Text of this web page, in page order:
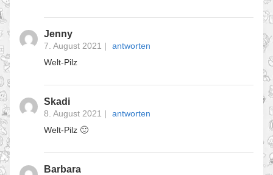
Jenny
7. August 2021 |
antworten
Welt-Pilz
Skadi
8. August 2021 |
antworten
Welt-Pilz 🙂
Barbara